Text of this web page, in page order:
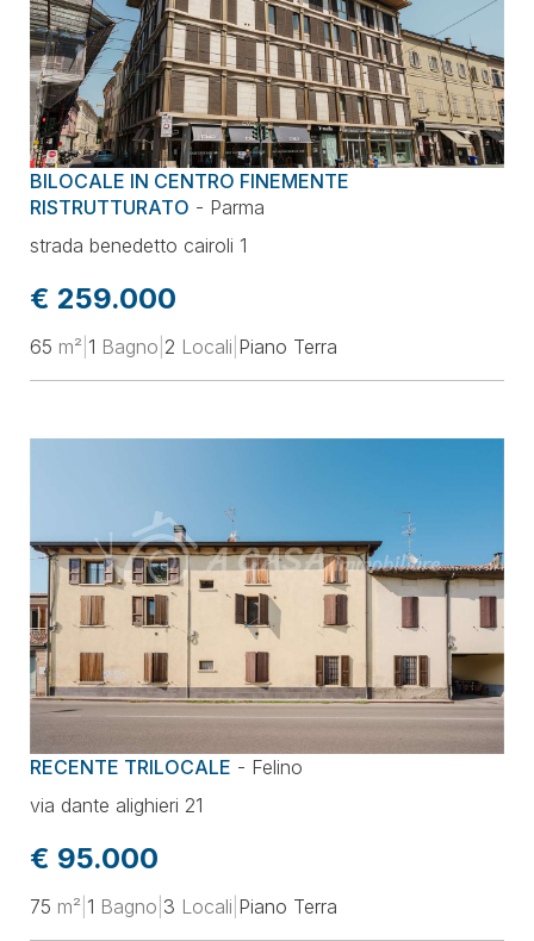
BILOCALE IN CENTRO FINEMENTE
RISTRUTTURATO - Parma
strada benedetto cairoli 1
€ 259.000
65 m² 1 Bagno 2 Locali Piano Terra
RECENTE TRILOCALE - Felino
via dante alighieri 21
€ 95.000
75 m² 1 Bagno 3 Locali Piano Terra